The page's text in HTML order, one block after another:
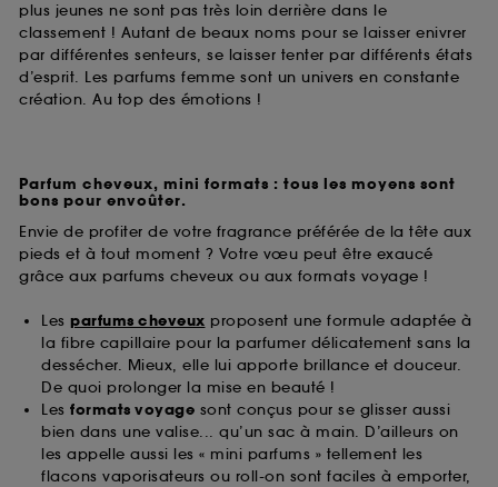
plus jeunes ne sont pas très loin derrière dans le
classement ! Autant de beaux noms pour se laisser enivrer
par différentes senteurs, se laisser tenter par différents états
d’esprit. Les parfums femme sont un univers en constante
création. Au top des émotions !
Parfum cheveux, mini formats : tous les moyens sont
bons pour envoûter.
Envie de profiter de votre fragrance préférée de la tête aux
pieds et à tout moment ? Votre vœu peut être exaucé
grâce aux parfums cheveux ou aux formats voyage !
Les parfums cheveux proposent une formule adaptée à
la fibre capillaire pour la parfumer délicatement sans la
dessécher. Mieux, elle lui apporte brillance et douceur.
De quoi prolonger la mise en beauté !
Les formats voyage sont conçus pour se glisser aussi
bien dans une valise... qu’un sac à main. D’ailleurs on
les appelle aussi les « mini parfums » tellement les
flacons vaporisateurs ou roll-on sont faciles à emporter,